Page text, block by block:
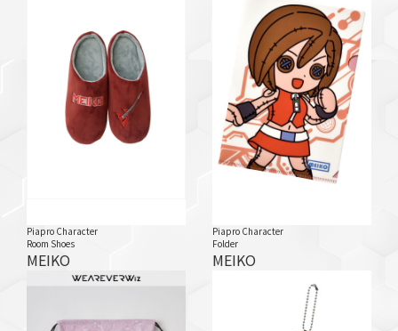
Piapro Character
Room Shoes
MEIKO
Piapro Character
Folder
MEIKO